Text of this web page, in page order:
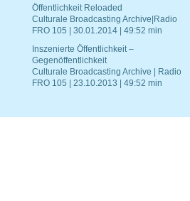
Öffentlichkeit Reloaded
Culturale Broadcasting Archive|Radio
FRO 105 | 30.01.2014 | 49:52 min
Inszenierte Öffentlichkeit –
Gegenöffentlichkeit
Culturale Broadcasting Archive | Radio
FRO 105 | 23.10.2013 | 49:52 min